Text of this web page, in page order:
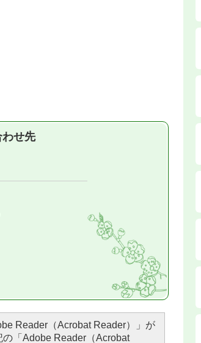
わせ先
Reader（Acrobat Reader）」が
「Adobe Reader（Acrobat